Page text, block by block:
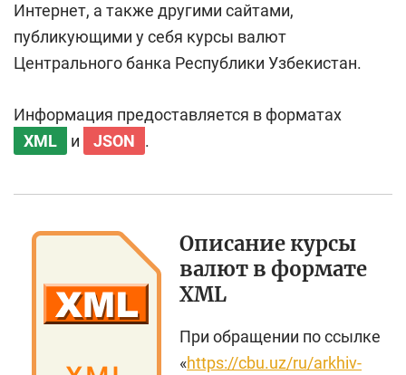
Интернет, а также другими сайтами,
публикующими у себя курсы валют
Центрального банка Республики Узбекистан.
Информация предоставляется в форматах
XML
и JSON .
Описание курсы
валют в формате
XML
При обращении по ссылке
«https://cbu.uz/ru/arkhiv-